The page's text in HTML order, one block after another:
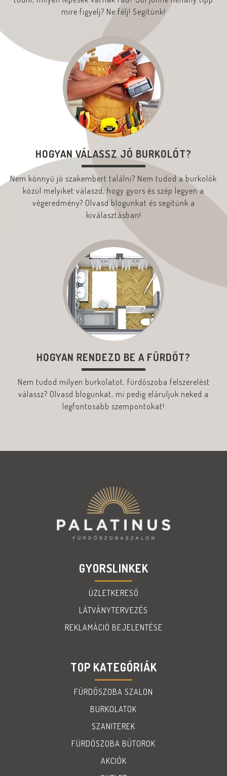
mire figyelj? Ne félj! Segítünk!
HOGYAN VÁLASSZ JÓ BURKOLÓT?
Nem könnyű jó szakembert találni? Nem tudod a burkolók
közül melyiket válaszd, hogy gyors és szép legyen a
végeredmény? Olvasd blogunkat és segítünk a
kiválasztásban!
HOGYAN RENDEZD BE A FÜRDŐT?
Nem tudod milyen burkolatot, fürdőszoba felszerelést
válassz? Olvasd blogunkat, mi pedig eláruljuk neked a
legfontosabb szempontokat!
GYORSLINKEK
ÜZLETKERESŐ
LÁTVÁNYTERVEZÉS
REKLAMÁCIÓ BEJELENTÉSE
TOP KATEGÓRIÁK
FÜRDŐSZOBA SZALON
BURKOLATOK
SZANITEREK
FÜRDÖSZOBA BÚTOROK
AKCIÓK